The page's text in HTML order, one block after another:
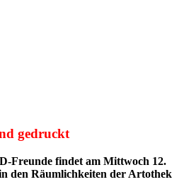
gedruckt
Freunde findet am Mittwoch 12.
den Räumlichkeiten der Artothek